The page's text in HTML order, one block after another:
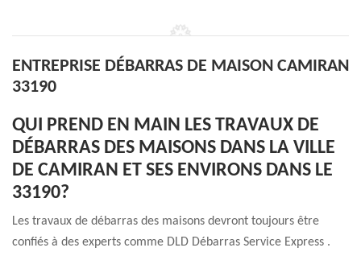
ENTREPRISE DÉBARRAS DE MAISON CAMIRAN
33190
QUI PREND EN MAIN LES TRAVAUX DE
DÉBARRAS DES MAISONS DANS LA VILLE
DE CAMIRAN ET SES ENVIRONS DANS LE
33190?
Les travaux de débarras des maisons devront toujours être
confiés à des experts comme DLD Débarras Service Express .